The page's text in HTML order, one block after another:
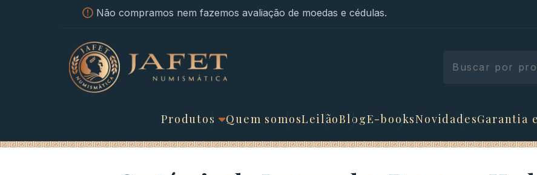
Não compramos nem fazemos avaliação de moedas e cédulas.
Produtos Quem somosLeilãoBlogE-booksNovidadesGarantia